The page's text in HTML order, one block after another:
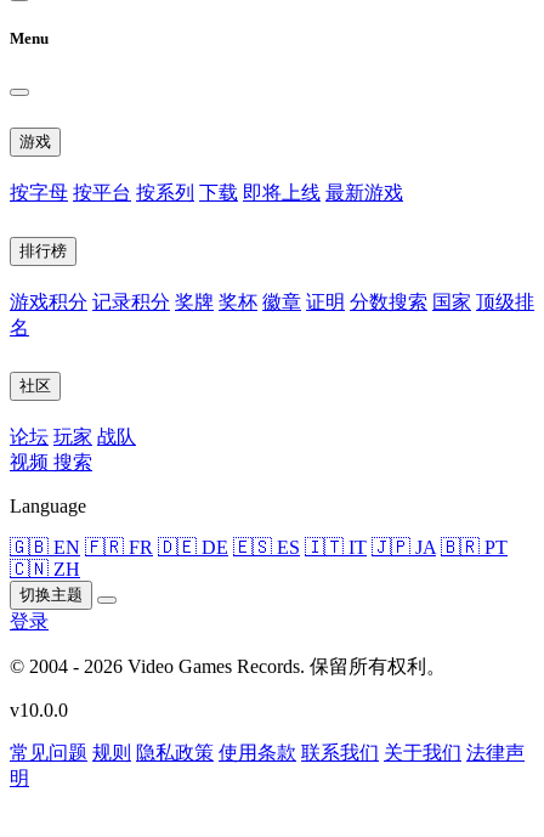
Menu
游戏
按字母 按平台 按系列 下载 即将上线 最新游戏
排行榜
游戏积分 记录积分 奖牌 奖杯 徽章 证明 分数搜索 国家 顶级排
名
社区
论坛 玩家 战队
视频 搜索
Language
🇬🇧 EN 🇫🇷 FR 🇩🇪 DE 🇪🇸 ES 🇮🇹 IT 🇯🇵 JA 🇧🇷 PT
🇨🇳 ZH
切换主题
登录
© 2004 - 2026 Video Games Records. 保留所有权利。
v10.0.0
常见问题 规则 隐私政策 使用条款 联系我们 关于我们 法律声
明